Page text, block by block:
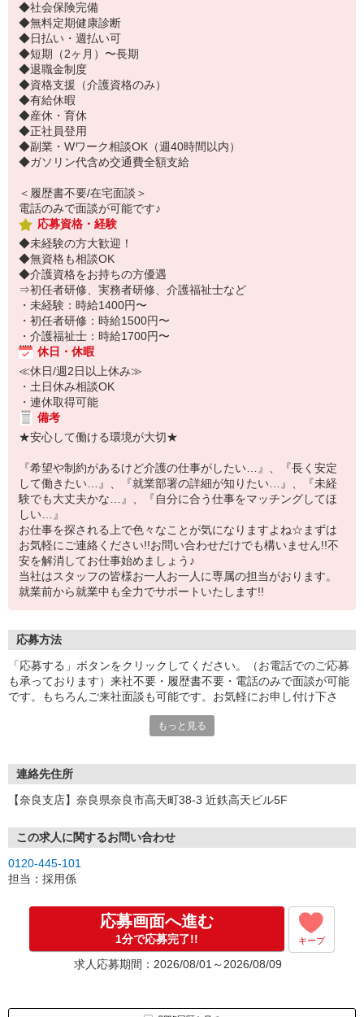
◆社会保険完備
◆無料定期健康診断
◆日払い・週払い可
◆短期（2ヶ月）〜長期
◆退職金制度
◆資格支援（介護資格のみ）
◆有給休暇
◆産休・育休
◆正社員登用
◆副業・Wワーク相談OK（週40時間以内）
◆ガソリン代含め交通費全額支給
＜履歴書不要/在宅面談＞
電話のみで面談が可能です♪
応募資格・経験
◆未経験の方大歓迎！
◆無資格も相談OK
◆介護資格をお持ちの方優遇
⇒初任者研修、実務者研修、介護福祉士など
・未経験：時給1400円〜
・初任者研修：時給1500円〜
・介護福祉士：時給1700円〜
休日・休暇
≪休日/週2日以上休み≫
・土日休み相談OK
・連休取得可能
備考
★安心して働ける環境が大切★
『希望や制約があるけど介護の仕事がしたい…』、『長く安定
して働きたい…』、『就業部署の詳細が知りたい…』、『未経
験でも大丈夫かな…』、『自分に合う仕事をマッチングしてほ
しい…』
お仕事を探される上で色々なことが気になりますよね☆まずは
お気軽にご連絡ください!!お問い合わせだけでも構いません!!不
安を解消してお仕事始めましょう♪
当社はスタッフの皆様お一人お一人に専属の担当がおります。
就業前から就業中も全力でサポートいたします!!
応募方法
「応募する」ボタンをクリックしてください。（お電話でのご応募
も承っております）来社不要・履歴書不要・電話のみで面談が可能
です。もちろんご来社面談も可能です。お気軽にお申し付け下さ
もっと見る
連絡先住所
【奈良支店】奈良県奈良市高天町38-3 近鉄高天ビル5F
この求人に関するお問い合わせ
0120-445-101
担当：採用係
応募画面へ進む
1分で応募完了!! キープ
求人応募期間：2026/08/01～2026/08/09